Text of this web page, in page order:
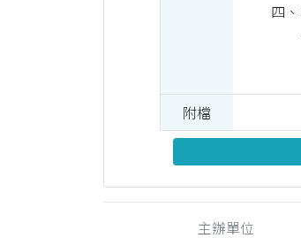
四、
附檔
主辦單位